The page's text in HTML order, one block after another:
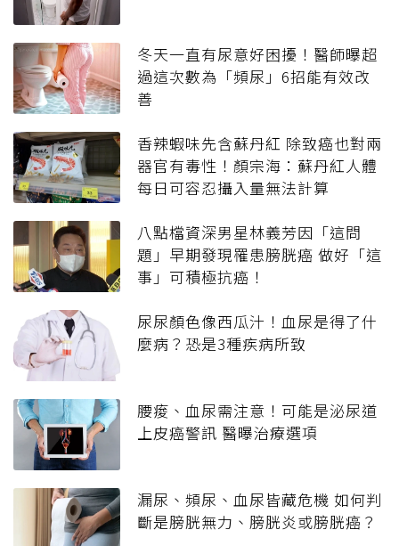
冬天一直有尿意好困擾！醫師曝超
過這次數為「頻尿」6招能有效改
善
香辣蝦味先含蘇丹紅 除致癌也對兩
器官有毒性！顏宗海：蘇丹紅人體
每日可容忍攝入量無法計算
八點檔資深男星林義芳因「這問
題」早期發現罹患膀胱癌 做好「這
事」可積極抗癌！
尿尿顏色像西瓜汁！血尿是得了什
麼病？恐是3種疾病所致
腰痠、血尿需注意！可能是泌尿道
上皮癌警訊 醫曝治療選項
漏尿、頻尿、血尿皆藏危機 如何判
斷是膀胱無力、膀胱炎或膀胱癌？